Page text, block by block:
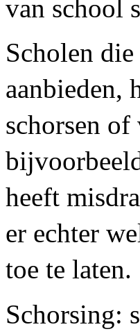
van school
Scholen
aanbieden,
schorsen of
heeft
er echter
toe te laten.
Schorsing: